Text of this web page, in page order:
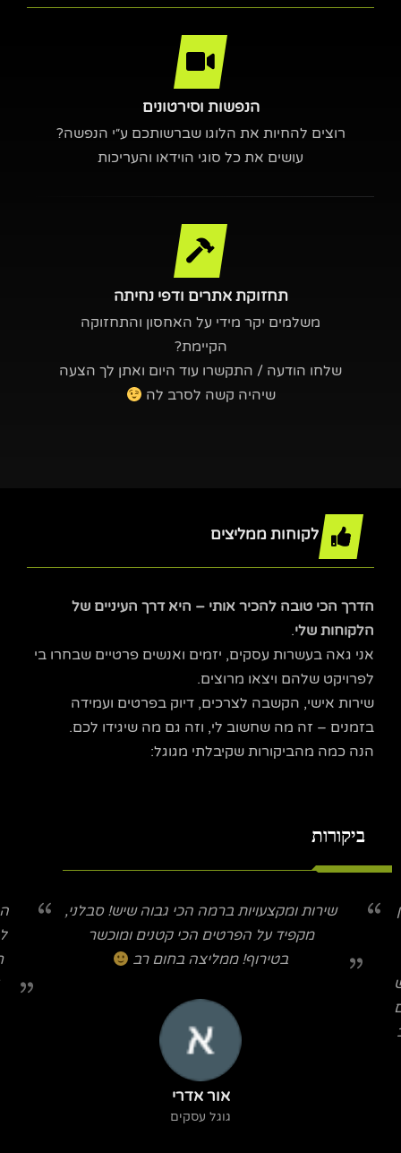
הנפשות וסירטונים
רוצים להחיות את הלוגו שברשותכם ע״י הנפשה?
עושים את כל סוגי הוידאו והעריכות
תחזוקת אתרים ודפי נחיתה
משלמים יקר מידי על האחסון והתחזוקה
הקיימת?
שלחו הודעה / התקשרו עוד היום ואתן לך הצעה
שיהיה קשה לסרב לה
לקוחות ממליצים
הדרך הכי טובה להכיר אותי – היא דרך העיניים של
הלקוחות שלי.
אני גאה בעשרות עסקים, יזמים ואנשים פרטיים שבחרו בי
לפרויקט שלהם ויצאו מרוצים.
שירות אישי, הקשבה לצרכים, דיוק בפרטים ועמידה
בזמנים – זה מה שחשוב לי, וזה גם מה שיגידו לכם.
הנה כמה מהביקורות שקיבלתי מגוגל:
ביקורות
שירות ומקצעויות ברמה הכי גבוה שיש! סבלני,
מקפיד על הפרטים הכי קטנים ומוכשר
בטירוף! ממליצה בחום רב
אור אדרי
גוגל עסקים